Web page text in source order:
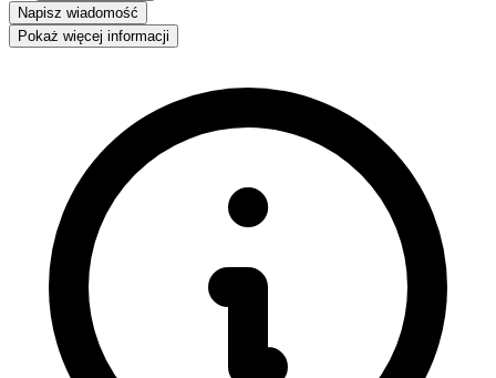
Napisz wiadomość
Pokaż więcej informacji